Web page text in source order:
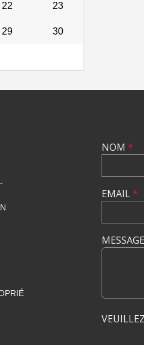
22 23
29 30
NOM *
EMAIL*
MESSAGE